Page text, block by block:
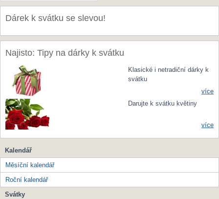
Dárek k svátku se slevou!
Najisto: Tipy na dárky k svátku
Klasické i netradiční dárky k
svátku
více
Darujte k svátku květiny
více
Kalendář
Měsíční kalendář
Roční kalendář
Svátky